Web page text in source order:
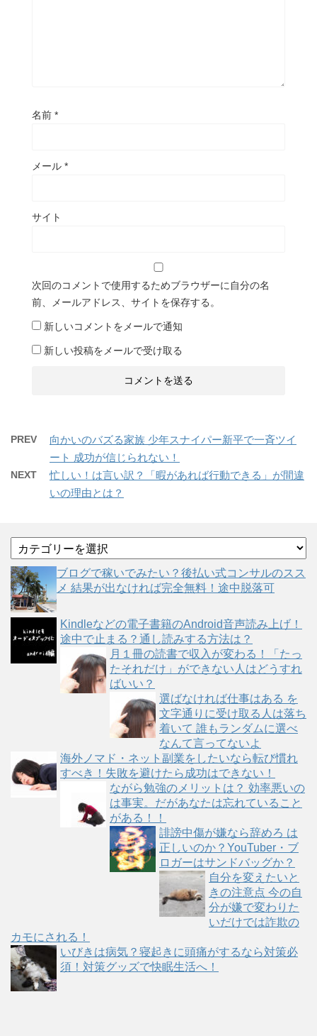
名前 *
メール *
サイト
次回のコメントで使用するためブラウザーに自分の名
前、メールアドレス、サイトを保存する。
新しいコメントをメールで通知
新しい投稿をメールで受け取る
PREV
向かいのバズる家族 少年スナイパー新平で一斉ツイ
ート 成功が信じられない！
NEXT
忙しい！は言い訳？「暇があれば行動できる」が間違
いの理由とは？
テ
ゴ
リ
ー
ブログで稼いでみたい？後払い式コンサルのスス
メ 結果が出なければ完全無料！途中脱落可
Kindleなどの電子書籍のAndroid音声読み上げ！
途中で止まる？通し読みする方法は？
月１冊の読書で収入が変わる！「たっ
たそれだけ」ができない人はどうすれ
ばいい？
選ばなければ仕事はある を
文字通りに受け取る人は落ち
着いて 誰もランダムに選べ
なんて言ってないよ
海外ノマド・ネット副業をしたいなら転び慣れ
すべき！失敗を避けたら成功はできない！
ながら勉強のメリットは？ 効率悪いの
は事実。だがあなたは忘れていること
がある！！
誹謗中傷が嫌なら辞めろ は
正しいのか？YouTuber・ブ
ロガーはサンドバッグか？
自分を変えたいと
きの注意点 今の自
分が嫌で変わりた
いだけでは詐欺の
カモにされる！
いびきは病気？寝起きに頭痛がするなら対策必
須！対策グッズで快眠生活へ！